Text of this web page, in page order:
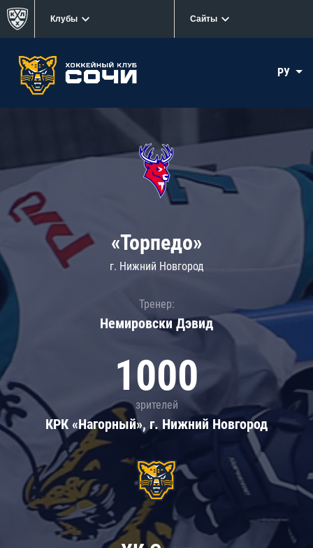
Клубы Сайты
РУ
«Торпедо»
г. Нижний Новгород
Тренер:
Немировски Дэвид
1000
зрителей
КРК «Нагорный», г. Нижний Новгород